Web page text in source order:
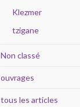
Klezmer
tzigane
Non classé
ouvrages
tous les articles